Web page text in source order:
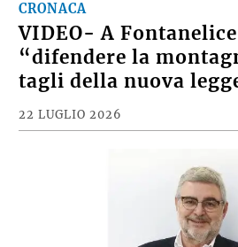
CRONACA
VIDEO- A
“difendere la
tagli della nuova
22 LUGLIO 2026